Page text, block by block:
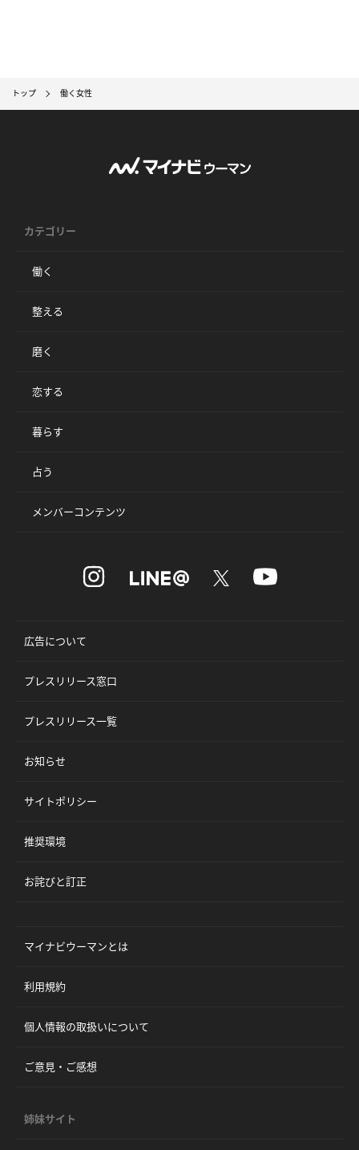
トップ 働く女性
カテゴリー
働く
整える
磨く
恋する
暮らす
占う
メンバーコンテンツ
広告について
プレスリリース窓口
プレスリリース一覧
お知らせ
サイトポリシー
推奨環境
お詫びと訂正
マイナビウーマンとは
利用規約
個人情報の取扱いについて
ご意見・ご感想
姉妹サイト